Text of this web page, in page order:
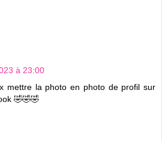
à 23:00
mettre la photo en photo de profil sur
🤣🤣🤣